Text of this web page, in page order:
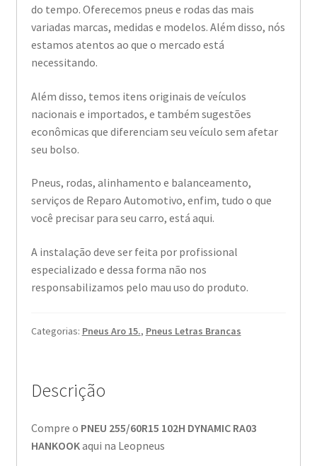
do tempo. Oferecemos pneus e rodas das mais
variadas marcas, medidas e modelos. Além disso, nós
estamos atentos ao que o mercado está
necessitando.
Além disso, temos itens originais de veículos
nacionais e importados, e também sugestões
econômicas que diferenciam seu veículo sem afetar
seu bolso.
Pneus, rodas, alinhamento e balanceamento,
serviços de Reparo Automotivo, enfim, tudo o que
você precisar para seu carro, está aqui.
A instalação deve ser feita por profissional
especializado e dessa forma não nos
responsabilizamos pelo mau uso do produto.
Categorias: Pneus Aro 15., Pneus Letras Brancas
Descrição
Compre o PNEU 255/60R15 102H DYNAMIC RA03
HANKOOKaqui na Leopneus